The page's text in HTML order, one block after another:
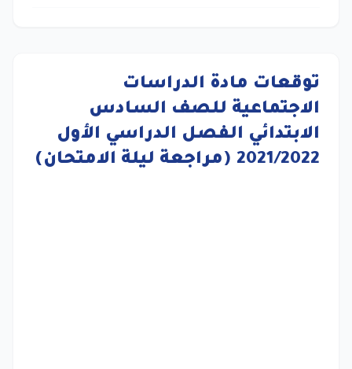
توقعات مادة الدراسات
الاجتماعية للصف السادس
الابتدائي الفصل الدراسي الأول
2021/2022 (مراجعة ليلة الامتحان)